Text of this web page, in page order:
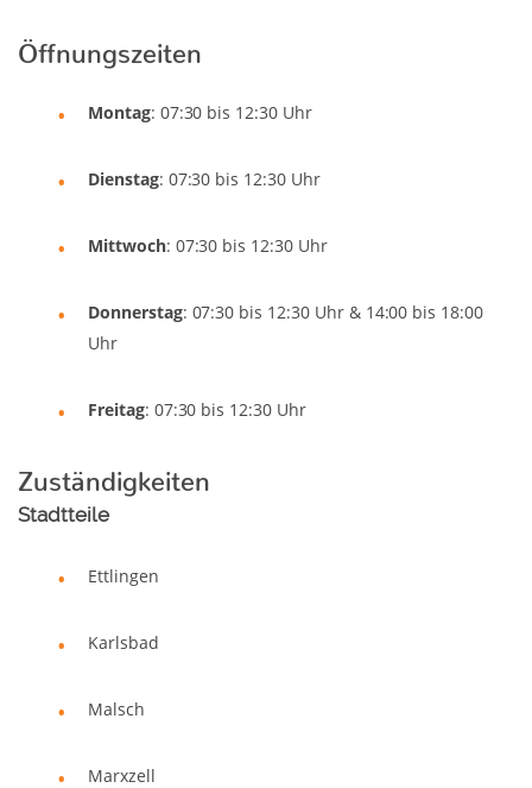
Öffnungszeiten
Montag: 07:30 bis 12:30 Uhr
Dienstag: 07:30 bis 12:30 Uhr
Mittwoch: 07:30 bis 12:30 Uhr
Donnerstag: 07:30 bis 12:30 Uhr & 14:00 bis 18:00
Uhr
Freitag: 07:30 bis 12:30 Uhr
Zuständigkeiten
Stadtteile
Ettlingen
Karlsbad
Malsch
Marxzell